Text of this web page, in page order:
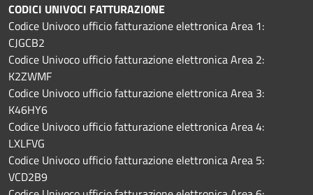
CODICI UNIVOCI FATTURAZIONE
Codice Univoco ufficio fatturazione elettronica Area 1:
CJGCB2
Codice Univoco ufficio fatturazione elettronica Area 2:
K2ZWMF
Codice Univoco ufficio fatturazione elettronica Area 3:
K46HY6
Codice Univoco ufficio fatturazione elettronica Area 4:
LXLFVG
Codice Univoco ufficio fatturazione elettronica Area 5:
VCD2B9